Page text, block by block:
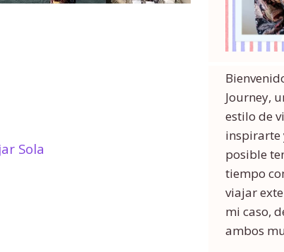
Sola
Journey,
estilo de
inspirarte
posible
tiempo
viajar
mi caso,
ambos